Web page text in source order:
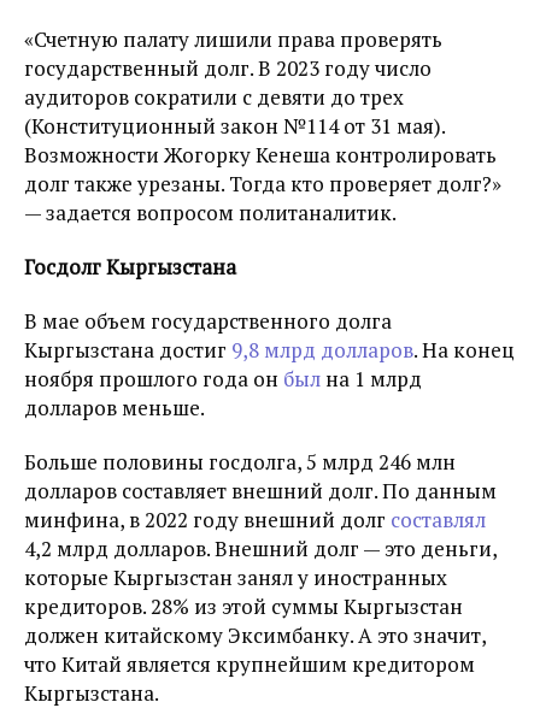
«Счетную палату лишили права проверять
государственный долг. В 2023 году число
аудиторов сократили с девяти до трех
(Конституционный закон №114 от 31 мая).
Возможности Жогорку Кенеша контролировать
долг также урезаны. Тогда кто проверяет долг?»
— задается вопросом политаналитик.
Госдолг Кыргызстана
В мае объем государственного долга
Кыргызстана достиг 9,8 млрд долларов. На конец
ноября прошлого года он был на 1 млрд
долларов меньше.
Больше половины госдолга, 5 млрд 246 млн
долларов составляет внешний долг. По данным
минфина, в 2022 году внешний долг составлял
4,2 млрд долларов. Внешний долг — это деньги,
которые Кыргызстан занял у иностранных
кредиторов. 28% из этой суммы Кыргызстан
должен китайскому Эксимбанку. А это значит,
что Китай является крупнейшим кредитором
Кыргызстана.